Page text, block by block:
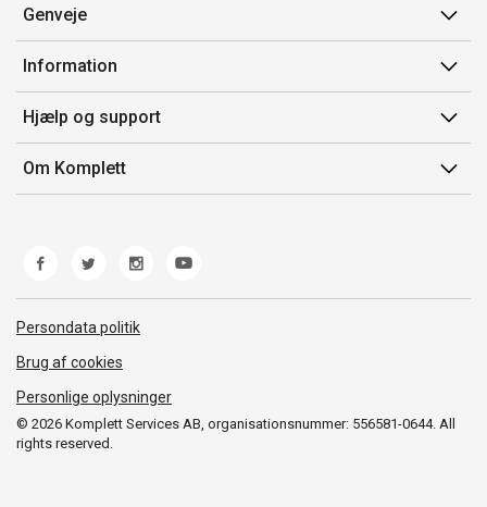
Genveje
Min side
Ordrehistorik
Gavekort
Information
Salgsbetingelser
Mærker/producent
Fortrydelsesret
Hjælp og support
Kontakt os
Kundeservice
Fejl/Mangler
Fragt og levering
Om Komplett
© 2026 Komplett Services AB, organisationsnummer: 556581-0644. All
rights reserved.
Persondata politik
Brug af cookies
Personlige oplysninger